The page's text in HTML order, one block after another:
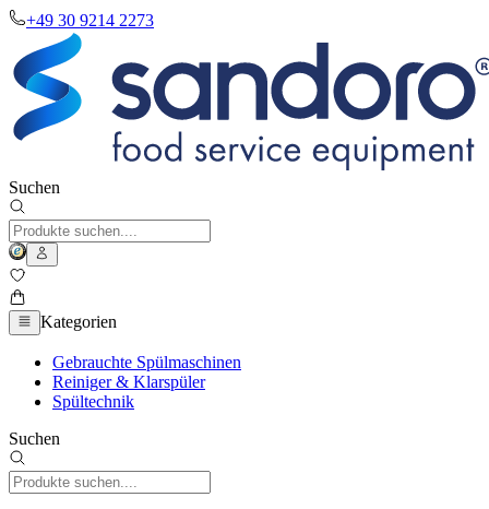
+49 30 9214 2273
Suchen
Kategorien
Gebrauchte Spülmaschinen
Reiniger & Klarspüler
Spültechnik
Suchen